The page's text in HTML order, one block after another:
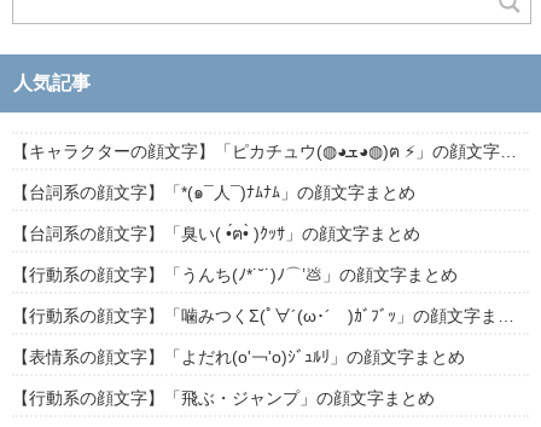
人気記事
【台詞系の顔文字】「*(๑¯人¯)ﾅﾑﾅﾑ」の顔文字まとめ
【台詞系の顔文字】「臭い( •́ฅ•̀ )ｸｯｻ」の顔文字まとめ
【行動系の顔文字】「うんち(ﾉ*˙˘˙)ﾉ⌒’💩」の顔文字まとめ
【表情系の顔文字】「よだれ(о'￢'о)ｼﾞｭﾙﾘ」の顔文字まとめ
【行動系の顔文字】「飛ぶ・ジャンプ」の顔文字まとめ